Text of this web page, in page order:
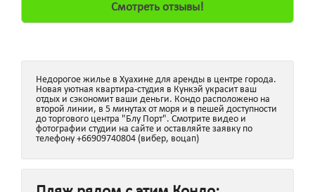
Смотреть отзывы!
Недорогое жилье в Хуахине для аренды в центре города.
Новая уютная квартира-студия в Кункэй украсит ваш
отдых и сэкономит ваши деньги. Кондо расположено на
второй линии, в 5 минутах от моря и в пешей доступности
до торгового центра "Блу Порт". Смотрите видео и
фотографии студии на сайте и оставляйте заявку по
телефону +66909740804 (вибер, воцап)